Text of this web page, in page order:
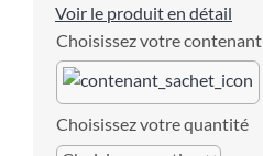
Voir le produit en détail
contenant
quantité